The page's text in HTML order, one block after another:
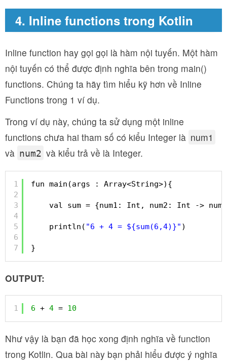
4. Inline functions trong Kotlin
Inline function hay gọi gọi là hàm nội tuyến. Một hàm
nội tuyến có thể được định nghĩa bên trong main()
functions. Chúng ta hãy tìm hiểu kỹ hơn về Inline
Functions trong 1 ví dụ.
Trong ví dụ này, chúng ta sử dụng một inline
functions chưa hai tham số có kiểu Integer là num1
và num2 và kiểu trả về là Integer.
1
2
3
4
5
6
7
fun main(args : Array<String>){
val sum = {num1: Int, num2: Int -> num1
println( "6 + 4 = ${sum(6,4)}" )
}
OUTPUT:
1 6 + 4 = 10
Như vậy là bạn đã học xong định nghĩa về function
trong Kotlin. Qua bài này bạn phải hiểu được ý nghĩa